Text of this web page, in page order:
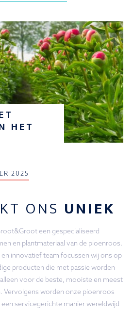
HET
2025
ONS UNIEK
een gespecialiseerd
en plantmateriaal van de pioenroos.
innovatief team focussen wij ons op
producten die met passie worden
voor de beste, mooiste en meest
Vervolgens worden onze pioenroos
servicegerichte manier wereldwijd